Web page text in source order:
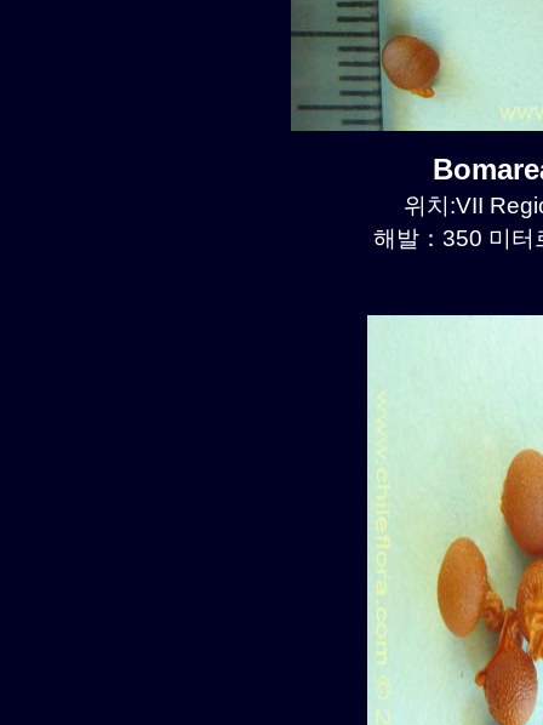
위치:VII
해발：350 미터